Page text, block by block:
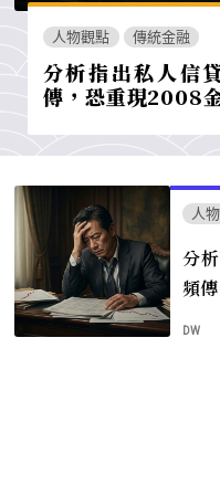
人物觀點 傳統金融
分析指出私人信
傳，恐重現2008
人
分
頻
DW